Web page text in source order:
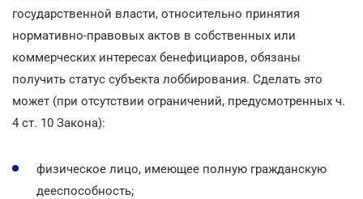
государственной власти, относительно принятия
нормативно-правовых актов в собственных или
коммерческих интересах бенефициаров, обязаны
получить статус субъекта лоббирования. Сделать это
может (при отсутствии ограничений, предусмотренных ч.
4 ст. 10 Закона):
физическое лицо, имеющее полную гражданскую
дееспособность;